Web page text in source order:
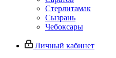
Стерлитамак
Сызрань
Чебоксары
Личный кабинет